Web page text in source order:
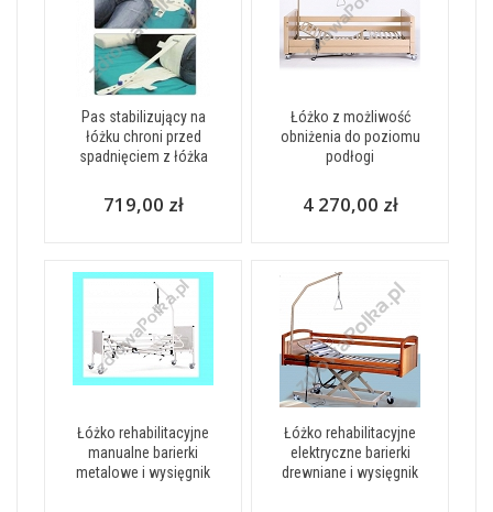
Pas stabilizujący na
łóżku chroni przed
spadnięciem z łóżka
719,00 zł
Łóżko z możliwość
obniżenia do poziomu
podłogi
4 270,00 zł
Łóżko rehabilitacyjne
manualne barierki
metalowe i wysięgnik
Łóżko rehabilitacyjne
elektryczne barierki
drewniane i wysięgnik